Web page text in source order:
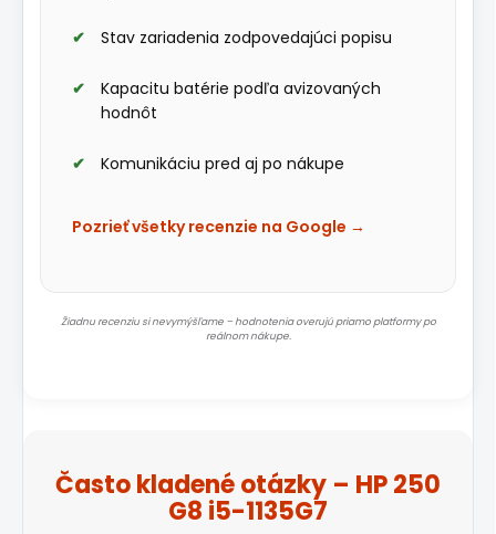
Stav zariadenia zodpovedajúci popisu
Kapacitu batérie podľa avizovaných
hodnôt
Komunikáciu pred aj po nákupe
Pozrieť všetky recenzie na Google →
Žiadnu recenziu si nevymýšľame – hodnotenia overujú priamo platformy po
reálnom nákupe.
Často kladené otázky – HP 250
G8 i5-1135G7